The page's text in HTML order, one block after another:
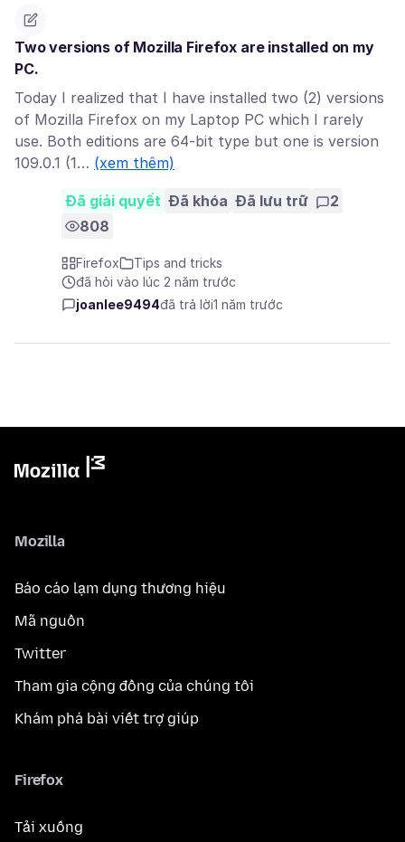
Two versions of Mozilla Firefox are installed on my
PC.
Today I realized that I have installed two (2) versions
of Mozilla Firefox on my Laptop PC which I rarely
use. Both editions are 64-bit type but one is version
109.0.1 (1… (xem thêm)
Đã giải quyết Đã khóa Đã lưu trữ
2
808
Firefox
Tips and tricks
đã hỏi vào lúc 2 năm trước
joanlee9494đã trả lời1 năm trước
Mozilla
Báo cáo lạm dụng thương hiệu
Mã nguồn
Twitter
Tham gia cộng đồng của chúng tôi
Khám phá bài viết trợ giúp
Firefox
Tải xuống